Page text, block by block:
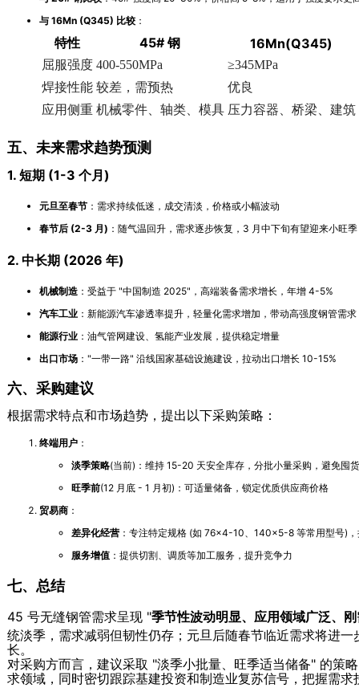
与 16Mn (Q345) 比较：
特性 45# 钢 16Mn(Q345)
屈服强度 400-550MPa ≥345MPa
焊接性能 较差，需预热 优良
应用侧重 机械零件、轴类、模具 压力容器、桥梁、建筑
五、未来需求趋势预测
1. 短期 (1-3 个月)
元旦至春节：需求持续低迷，成交清淡，价格或小幅波动
春节后 (2-3 月) ：随气温回升，需求逐步恢复，3 月中下旬有望迎来小旺季
2. 中长期 (2026 年)
机械制造：受益于 "中国制造 2025"，高端装备需求增长，年增 4-5%
汽车工业：新能源汽车渗透率提升，轻量化需求增加，带动高强度钢管需求
能源行业：油气管网建设、氢能产业发展，提供稳定增量
出口市场："一带一路" 沿线国家基础设施建设，拉动出口增长 10-15%
六、采购建议
根据需求特点和市场趋势，提出以下采购策略：
终端用户：
淡季策略(当前)：维持 15-20 天安全库存，分批小量采购，避免囤货
旺季前(12 月底 - 1 月初)：可适量储备，锁定优质供应商价格
贸易商：
差异化经营：专注特定规格 (如 76×4-10、140×5-8 等常用型号)，
服务增值：提供切割、调质等加工服务，提升竞争力
七、总结
45 号无缝钢管需求呈现 "季节性波动明显、应用领域广泛、
统淡季，需求减弱但韧性仍存；元旦后随春节临近需求将进
长。
对采购方而言，建议采取 "淡季小批量、旺季适当储备" 的策
求领域，同时密切跟踪基建投资和制造业复苏信号，把握需求